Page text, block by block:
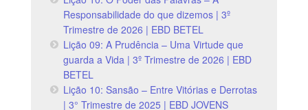
Responsabilidade do que dizemos | 3º
Trimestre de 2026 | EBD BETEL
Lição 09: A Prudência – Uma Virtude que
guarda a Vida | 3º Trimestre de 2026 | EBD
BETEL
Lição 10: Sansão – Entre Vitórias e Derrotas
| 3° Trimestre de 2025 | EBD JOVENS